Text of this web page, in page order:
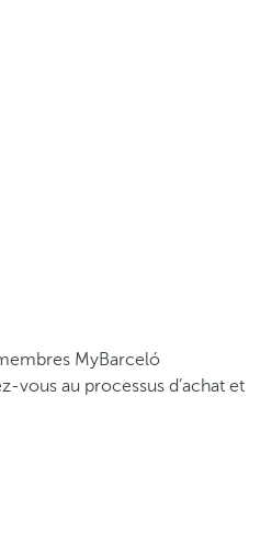
MyBarceló
vous au processus d’achat et